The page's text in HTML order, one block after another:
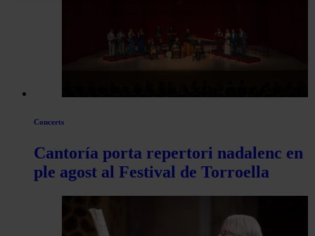
Concerts
Cantoría porta repertori nadalenc en
ple agost al Festival de Torroella